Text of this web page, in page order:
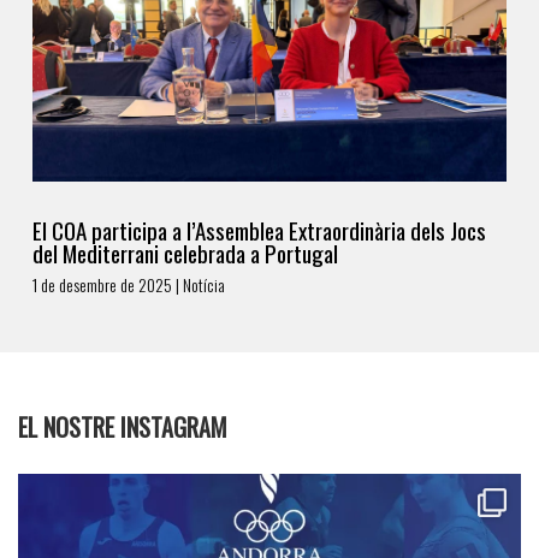
El COA participa a l’Assemblea Extraordinària dels Jocs
del Mediterrani celebrada a Portugal
1 de desembre de 2025 | Notícia
EL NOSTRE INSTAGRAM